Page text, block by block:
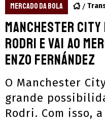
MERCADO DA BOLA
Manchester City
Rodri e vai ao
Enzo Fernández
O Manchester
grande
Rodri. Com isso,